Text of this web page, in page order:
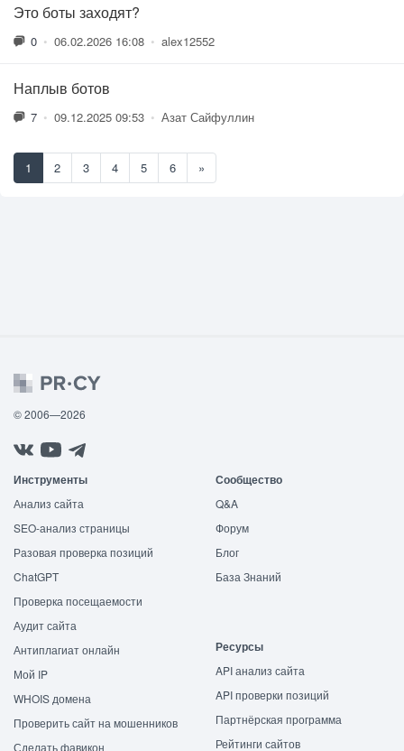
Это боты заходят?
0 • 06.02.2026 16:08 • alex12552
Наплыв ботов
7 • 09.12.2025 09:53 • Азат Сайфуллин
1 2 3 4 5 6 »
© 2006—2026
Инструменты
Анализ сайта
SEO-анализ страницы
Разовая проверка позиций
ChatGPT
Проверка посещаемости
Аудит сайта
Антиплагиат онлайн
Мой IP
WHOIS домена
Проверить сайт на мошенников
Сделать фавикон
Сообщество
Q&A
Форум
Блог
База Знаний
Ресурсы
API анализ сайта
API проверки позиций
Партнёрская программа
Рейтинги сайтов